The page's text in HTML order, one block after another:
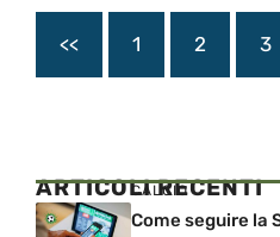
<< 1 2 3
ARTICOLI RECENTI
CALCIO
Come seguire la